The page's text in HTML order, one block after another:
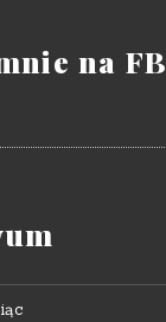
na FB